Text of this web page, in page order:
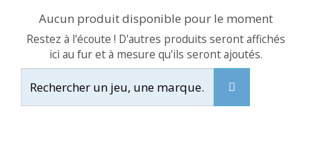
Aucun produit disponible pour le moment
Restez à l'écoute ! D'autres produits seront affichés
ici au fur et à mesure qu'ils seront ajoutés.